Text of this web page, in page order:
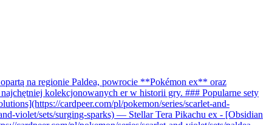
na regionie Paldea, powrocie **Pokémon ex** oraz
kolekcjonowanych er w historii gry. ### Popularne sety
cardpeer.com/pl/pokemon/series/scarlet-and-
violet/sets/surging-sparks) — Stellar Tera Pikachu ex - [Obsidian